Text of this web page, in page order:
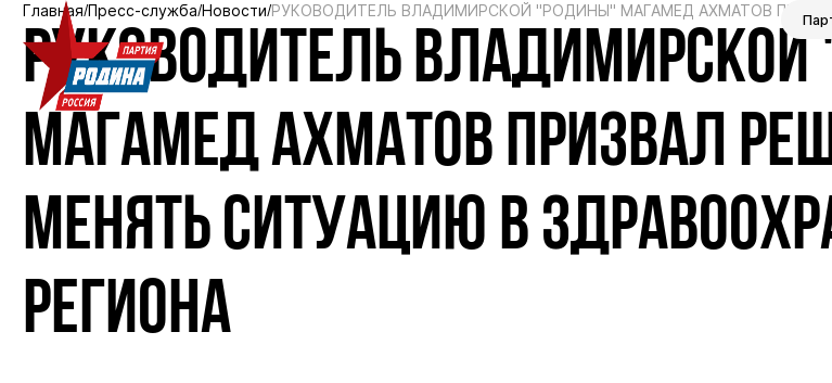
Главная Пресс-служба Новости РУКОВОДИТЕЛЬ ВЛАДИМИРСКОЙ "РОДИНЫ" МАГАМЕД АХМАТОВ
РУКОВОДИТЕЛЬ
МАГАМЕД АХМАТОВ ПРИЗВАЛ
МЕНЯТЬ СИТУАЦИЮ В
РЕГИОНА